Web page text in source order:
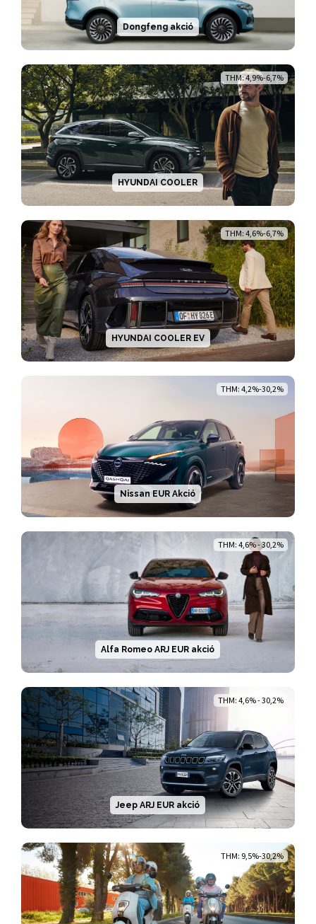
Dongfeng akció
THM: 4,9%-6,7%
HYUNDAI COOLER
THM: 4,6%-6,7%
HYUNDAI COOLER EV
THM: 4,2%-30,2%
Nissan EUR Akció
THM: 4,6% - 30,2%
Alfa Romeo ARJ EUR akció
THM: 4,6% - 30,2%
Jeep ARJ EUR akció
THM: 9,5%-30,2%